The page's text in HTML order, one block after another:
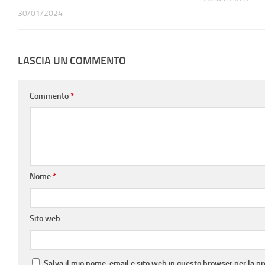
30/01/2024
LASCIA UN COMMENTO
Commento*
Nome*
Sito web